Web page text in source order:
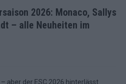
2026: Monaco, Sallys
– alle Neuheiten im